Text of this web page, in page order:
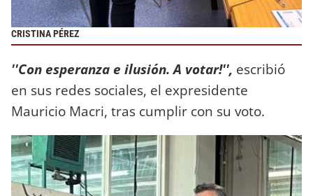
CRISTINA PÉREZ
''Con esperanza e ilusión. A votar!'', escribió
en sus redes sociales, el expresidente
Mauricio Macri, tras cumplir con su voto.